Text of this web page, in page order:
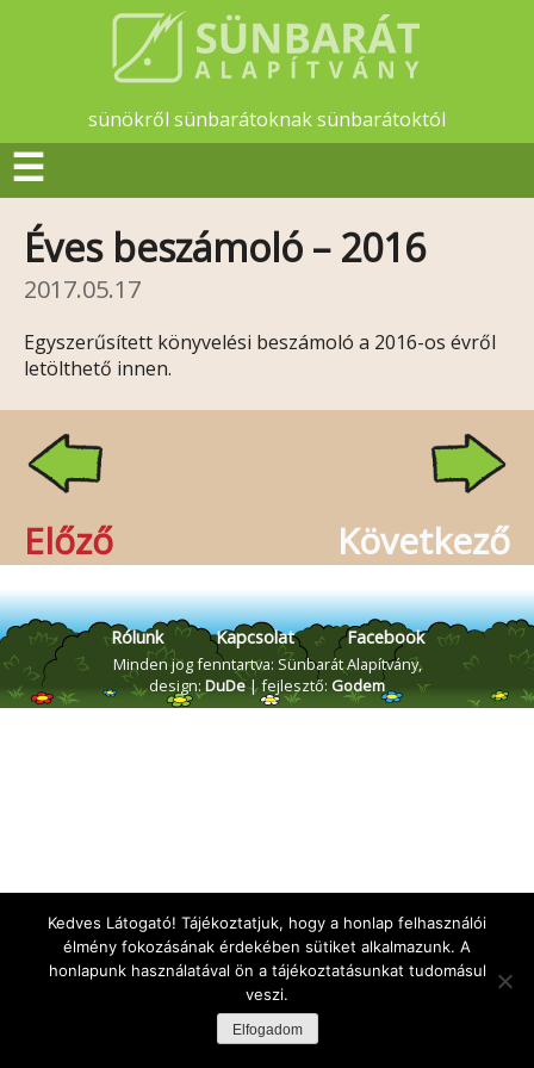
sünökről sünbarátoknak sünbarátoktól
☰
Éves beszámoló – 2016
2017.05.17
Egyszerűsített könyvelési beszámoló a 2016-os évről
letölthető innen.
Előző Következő
Rólunk Kapcsolat Facebook
Minden jog fenntartva: Sünbarát Alapítvány,
design: DuDe| fejlesztő: Godem
Kedves Látogató! Tájékoztatjuk, hogy a honlap felhasználói
élmény fokozásának érdekében sütiket alkalmazunk. A
honlapunk használatával ön a tájékoztatásunkat tudomásul
veszi.
Elfogadom